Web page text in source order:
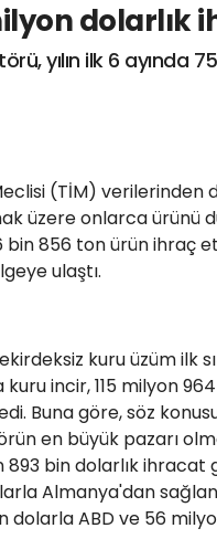
dolarlık
yılın ilk 6 ayında
(TİM) verilerinden
üzere onlarca ürünü
856 ton ürün ihraç
ulaştı.
kuru üzüm ilk
incir, 115 milyon
Buna göre, söz
en büyük pazarı
893 bin dolarlık
Almanya'dan
ABD ve 56